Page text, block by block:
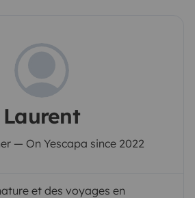
Laurent
— On Yescapa since 2022
et des voyages en